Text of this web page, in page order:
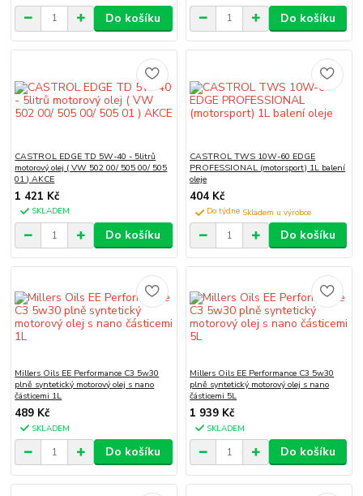
Do košíku Do košíku
CASTROL EDGE TD 5W-40 - 5litrů
motorový olej ( VW 502 00/ 505 00/ 505
01 ) AKCE
1 421 Kč
SKLADEM
Do košíku
CASTROL TWS 10W-60 EDGE
PROFESSIONAL (motorsport) 1L balení
oleje
404 Kč
Do týdne
Do košíku
Millers Oils EE Performance C3 5w30
plně syntetický motorový olej s nano
částicemi 1L
489 Kč
SKLADEM
Do košíku
Millers Oils EE Performance C3 5w30
plně syntetický motorový olej s nano
částicemi 5L
1 939 Kč
SKLADEM
Do košíku